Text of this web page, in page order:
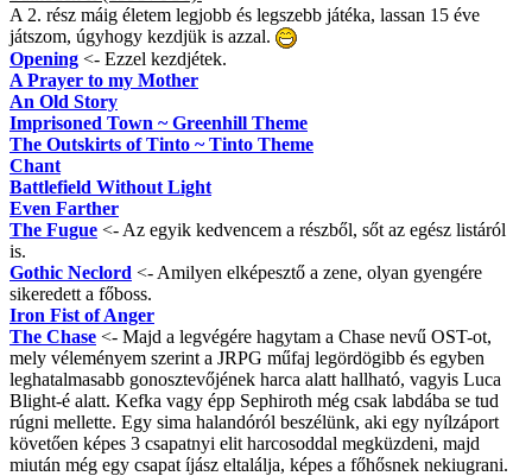
A 2. rész máig életem legjobb és legszebb játéka, lassan 15 éve
játszom, úgyhogy kezdjük is azzal.
Opening <- Ezzel kezdjétek.
A Prayer to my Mother
An Old Story
Imprisoned Town ~ Greenhill Theme
The Outskirts of Tinto ~ Tinto Theme
Chant
Battlefield Without Light
Even Farther
The Fugue <- Az egyik kedvencem a részből, sőt az egész listáról
is.
Gothic Neclord <- Amilyen elképesztő a zene, olyan gyengére
sikeredett a főboss.
Iron Fist of Anger
The Chase <- Majd a legvégére hagytam a Chase nevű OST-ot,
mely véleményem szerint a JRPG műfaj legördögibb és egyben
leghatalmasabb gonosztevőjének harca alatt hallható, vagyis Luca
Blight-é alatt. Kefka vagy épp Sephiroth még csak labdába se tud
rúgni mellette. Egy sima halandóról beszélünk, aki egy nyílzáport
követően képes 3 csapatnyi elit harcosoddal megküzdeni, majd
miután még egy csapat íjász eltalálja, képes a főhősnek nekiugrani.